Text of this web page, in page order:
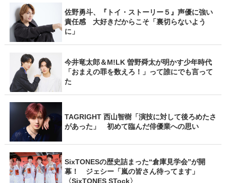
佐野勇斗、『トイ・ストーリー５』声優に強い
責任感 大好きだからこそ「裏切らないよう
に」
今井竜太郎＆M!LK 曽野舜太が明かす少年時代
「おまえの罪を数えろ！」って誰にでも言って
た
TAGRIGHT 西山智樹「演技に対して後ろめたさ
があった」 初めて臨んだ俳優業への思い
SixTONESの歴史詰まった“倉庫見学会”が開
幕！ ジェシー「嵐の皆さん待ってます」
〈SixTONES STock〉